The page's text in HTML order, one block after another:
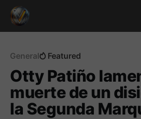
General Featured
Otty Patiño
muerte de un
la Segunda